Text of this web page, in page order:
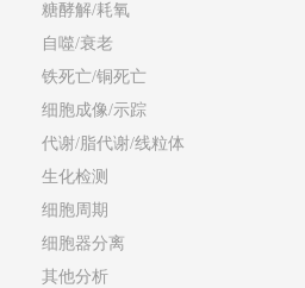
糖酵解/耗氧
自噬/衰老
铁死亡/铜死亡
细胞成像/示踪
代谢/脂代谢/线粒体
生化检测
细胞周期
细胞器分离
其他分析